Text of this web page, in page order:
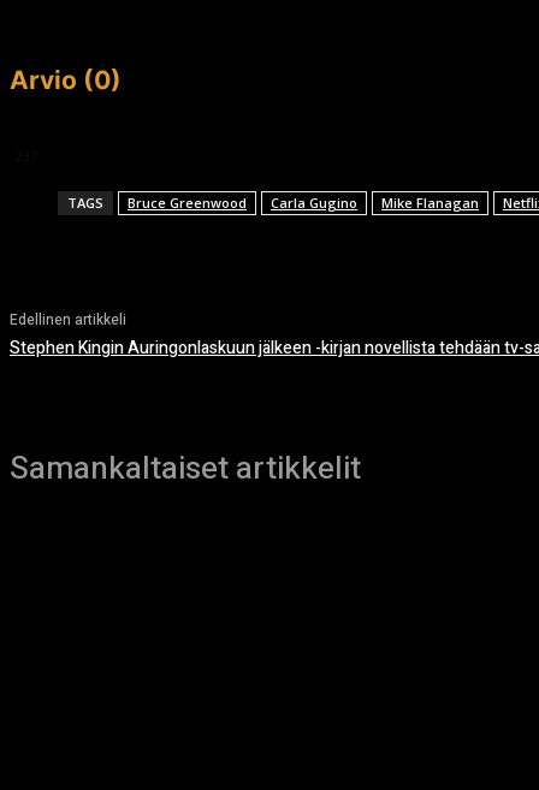
Arvio (0)
TAGS Bruce Greenwood Carla Gugino Mike Flanagan
Edellinen artikkeli
Stephen Kingin Auringonlaskuun jälkeen -kirjan novellista tehdään tv-
Samankaltaiset artikkelit